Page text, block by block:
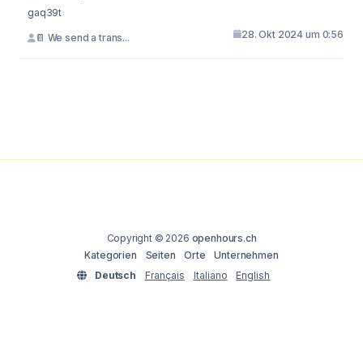
gaq39t
📔 We send a trans... 28. Okt 2024 um 0:56
Copyright © 2026 openhours.ch
Kategorien
Seiten Orte
Unternehmen
Deutsch
Français Italiano English